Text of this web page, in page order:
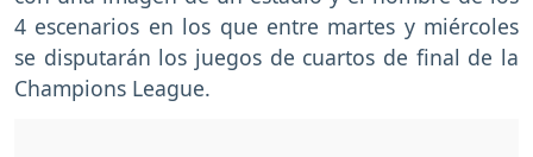
4 escenarios en los que entre martes y miércoles
se disputarán los juegos de cuartos de final de la
Champions League.